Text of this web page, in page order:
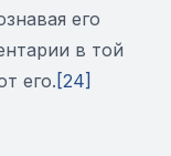
его
в той
его. [24]